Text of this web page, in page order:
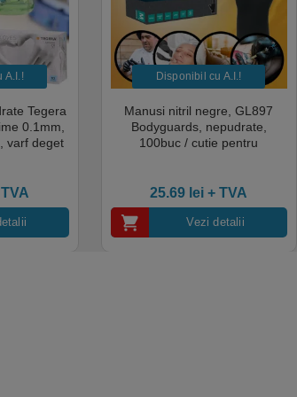
A.I.​!
Tegera
0.1mm,
varf deget
Disponibil cu A.I.​!
Manusi nitril negre, GL897
Bodyguards, nepudrate,
100buc / cutie pentru
industrial, calitate premium
25.69 lei + TVA
Vezi detalii